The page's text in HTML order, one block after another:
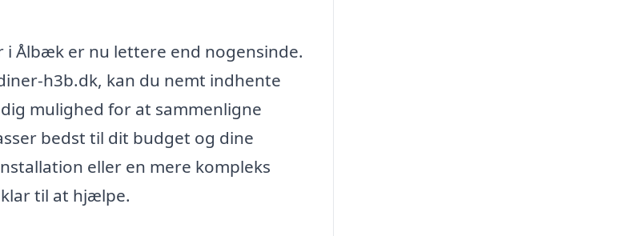
Ålbæk er nu lettere end nogensinde.
h3b.dk, kan du nemt indhente
mulighed for at sammenligne
bedst til dit budget og dine
eller en mere kompleks
til at hjælpe.